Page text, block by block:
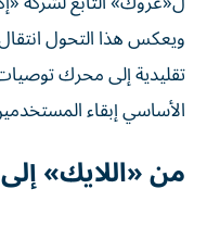
ويعكس هذا التحول
تقليدية إلى محرك
الأساسي إبقاء
من «اللايك» إلى